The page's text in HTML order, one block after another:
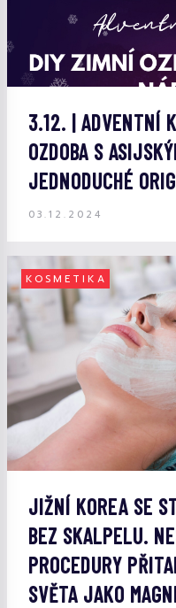
3.12. | ADVENTNÍ
OZDOBA S
JEDNODUCHÉ
03.12.2024
KOSMETIKA
JIŽNÍ KOREA SE
BEZ SKALPELU.
PROCEDURY
SVĚTA JAKO